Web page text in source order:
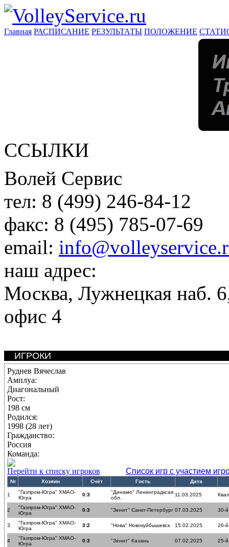
Главная РАСПИСАНИЕ РЕЗУЛЬТАТЫ ПОЛОЖЕНИЕ
ССЫЛКИ
Волей Сервис
тел: 8 (499) 246-84-12
факс: 8 (495) 785-07-69
email:
наш адрес:
Москва, Лужнецкая наб.
офис 4
ИГРОКИ
Руднев Вячеслав
Амплуа:
Диагональный
Рост:
198 см
Родился:
1998 (28 лет)
Гражданство:
Россия
Команда:
Перейти к списку игроков
Список игр с участием
№ Хозяин Счёт Гость Дата
1
"Газпром-Югра" ХМАО-
Югра
0:3
"Динамо" Ленинградксая
обл.
11.03.2025
2
"Газпром-Югра" ХМАО-
Югра
0:3 "Зенит" Санкт-Петербург 07.03.2025 30-й
3
"Газпром-Югра" ХМАО-
Югра
3:2 "Нова" Новокуйбышевск 15.02.2025 26-й
4
"Газпром-Югра" ХМАО-
Югра
0:3 "Зенит" Казань 07.02.2025 25-й